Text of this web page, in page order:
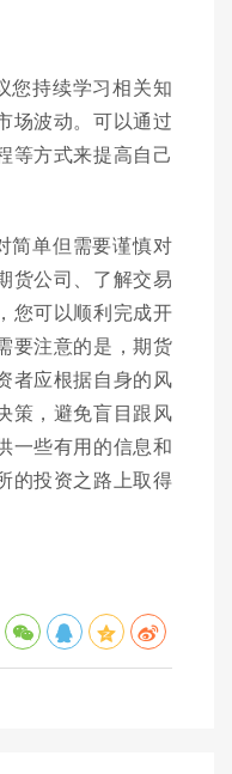
您持续学习相关知
场波动。可以通过
等方式来提高自己
简单但需要谨慎对
货公司、了解交易
您可以顺利完成开
要注意的是，期货
者应根据自身的风
策，避免盲目跟风
一些有用的信息和
的投资之路上取得